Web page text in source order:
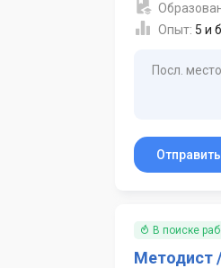
Опыт: 5 и
Посл.
В поиске
Методист